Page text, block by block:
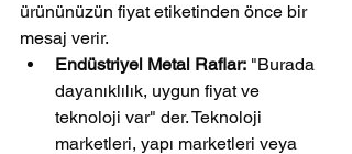
ürününüzün fiyat etiketinden önce bir
mesaj verir.
Endüstriyel Metal Raflar: "Burada
dayanıklılık, uygun fiyat ve
teknoloji var" der. Teknoloji
marketleri, yapı marketleri veya